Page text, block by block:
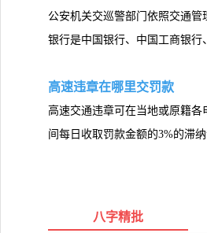
公安机关交巡警部门依照交通
银行是中国银行、中国工商银
高速违章在哪里交罚款
高速交通违章可在当地或原籍
间每日收取罚款金额的3%的滞
八字精批